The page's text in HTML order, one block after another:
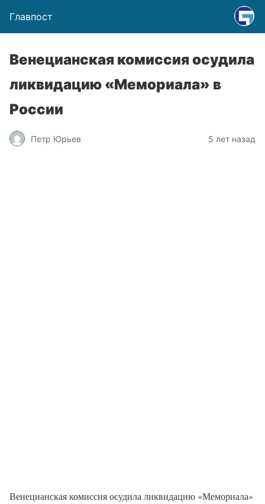
Главпост
Венецианская комиссия осудила
ликвидацию «Мемориала» в
России
Петр Юрьев 5 лет назад
Венецианская комиссия осудила ликвидацию «Мемориала»